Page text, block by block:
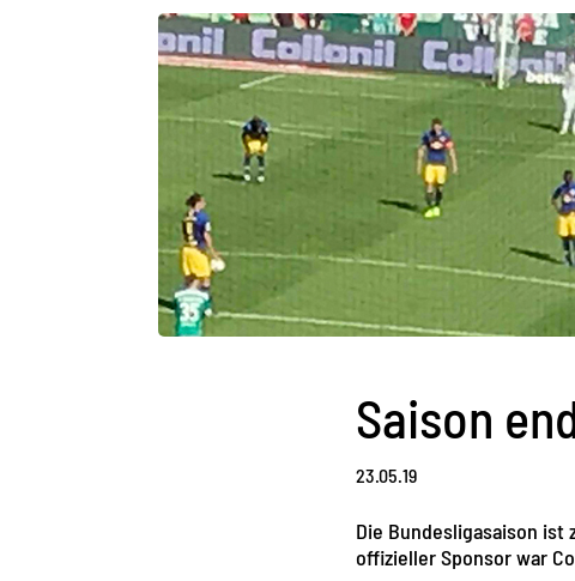
Saison
23.05.19
Die Bundesligasaison ist
offizieller Sponsor war